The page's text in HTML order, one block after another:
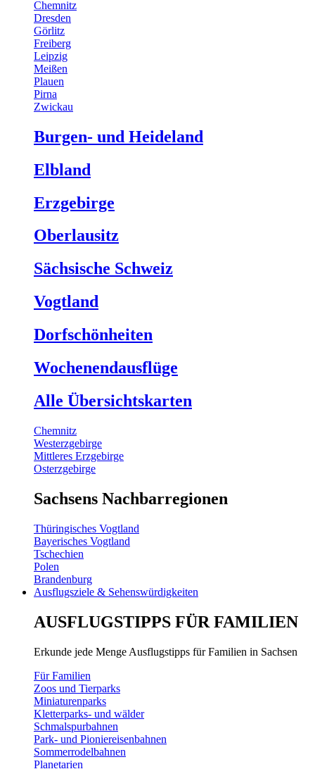
Chemnitz
Dresden
Görlitz
Freiberg
Leipzig
Meißen
Plauen
Pirna
Zwickau
Burgen- und Heideland
Elbland
Erzgebirge
Oberlausitz
Sächsische Schweiz
Vogtland
Dorfschönheiten
Wochenendausflüge
Alle Übersichtskarten
Chemnitz
Westerzgebirge
Mittleres Erzgebirge
Osterzgebirge
Sachsens Nachbarregionen
Thüringisches Vogtland
Bayerisches Vogtland
Tschechien
Polen
Brandenburg
Ausflugsziele & Sehenswürdigkeiten
AUSFLUGSTIPPS FÜR FAMILIEN
Erkunde jede Menge Ausflugstipps für Familien in Sachsen
Für Familien
Zoos und Tierparks
Miniaturenparks
Kletterparks- und wälder
Schmalspurbahnen
Park- und Pioniereisenbahnen
Sommerrodelbahnen
Planetarien